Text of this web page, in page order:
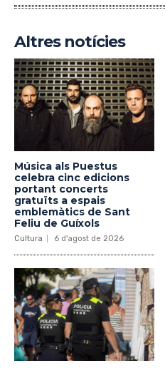
Altres notícies
Música als Puestus
celebra cinc edicions
portant concerts
gratuïts a espais
emblemàtics de Sant
Feliu de Guíxols
Cultura 6 d'agost de 2026